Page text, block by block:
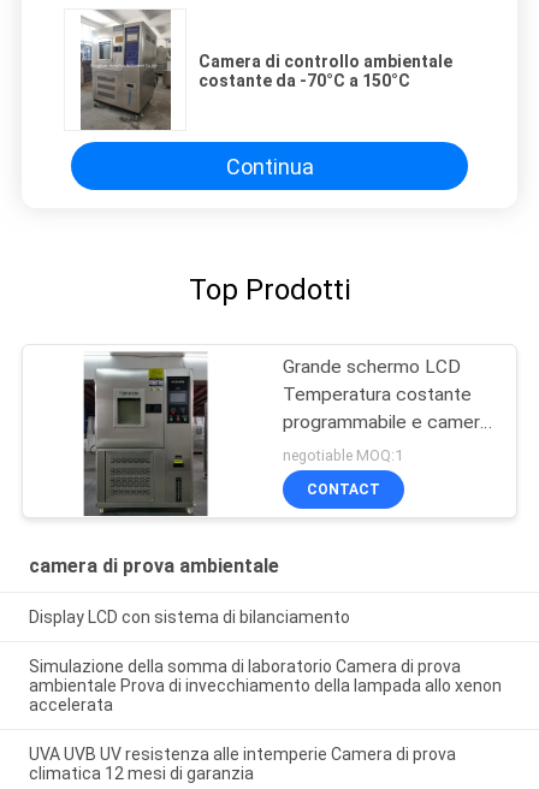
Camera di controllo ambientale
costante da -70°C a 150°C
Continua
Top Prodotti
Grande schermo LCD
Temperatura costante
programmabile e camera
di umidità
negotiable MOQ:1
CONTACT
camera di prova ambientale
Display LCD con sistema di bilanciamento
Simulazione della somma di laboratorio Camera di prova
ambientale Prova di invecchiamento della lampada allo xenon
accelerata
UVA UVB UV resistenza alle intemperie Camera di prova
climatica 12 mesi di garanzia